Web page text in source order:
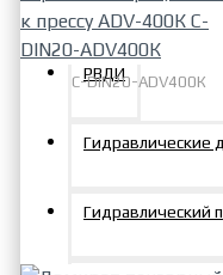
РВДИ
Гидравлические
Гидравлический
C-DIN20-ADV400К
верхняя-матрица